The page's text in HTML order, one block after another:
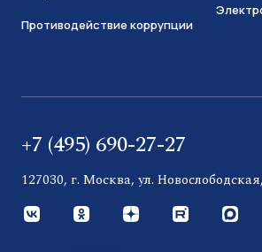
Противодействие коррупции
+7 (495) 690-27-27
127030, г. Москва, ул.